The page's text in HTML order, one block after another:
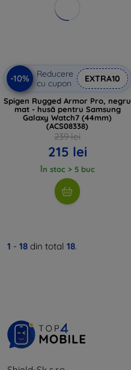
-10%
Reducere
cu cupon
EXTRA10
Spigen Rugged Armor Pro, negru
mat - husă pentru Samsung
Galaxy Watch7 (44mm)
(ACS08338)
239 lei
215 lei
În stoc > 5 buc
1 - 18 din total 18.